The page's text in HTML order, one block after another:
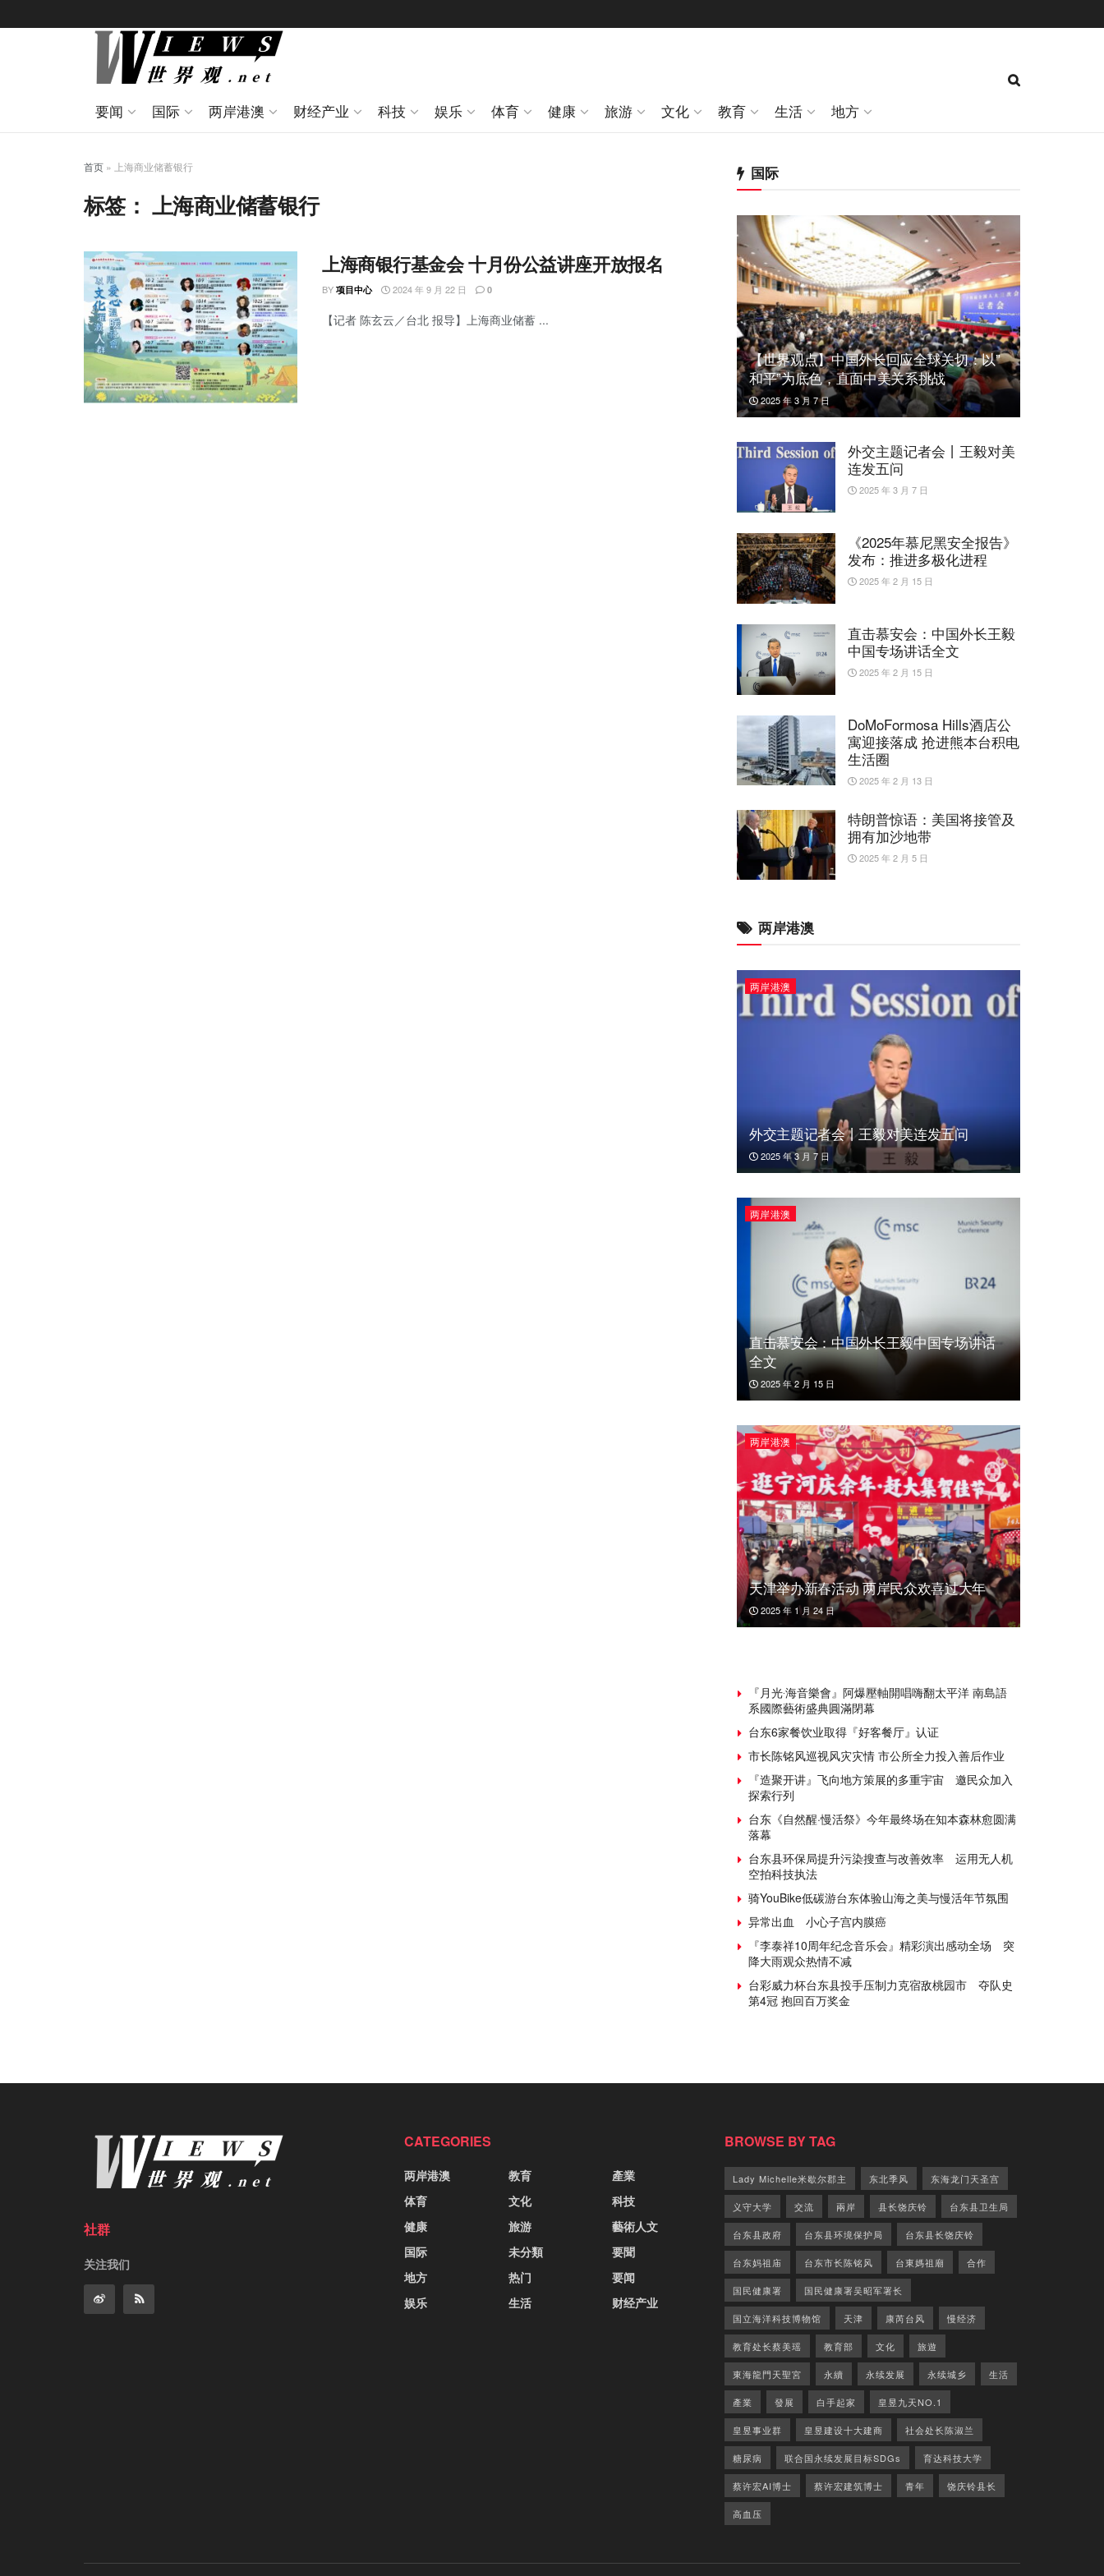
要闻 国际 两岸港澳 财经产业 科技 娱乐 体育 健康 旅游 文化 教育 生活 地方
首页 » 上海商业储蓄银行
标签： 上海商业储蓄银行
上海商银行基金会 十月份公益讲座开放报名
BY 项目中心 2024 年 9 月 22 日 0
【记者 陈玄云／台北 报导】上海商业储蓄 ...
国际
【世界观点】中国外长回应全球关切：以”
和平”为底色，直面中美关系挑战
2025 年 3 月 7 日
外交主题记者会丨王毅对美
连发五问
2025 年 3 月 7 日
《2025年慕尼黑安全报告》
发布：推进多极化进程
2025 年 2 月 15 日
直击慕安会：中国外长王毅
中国专场讲话全文
2025 年 2 月 15 日
DoMoFormosa Hills酒店公
寓迎接落成 抢进熊本台积电
生活圈
2025 年 2 月 13 日
特朗普惊语：美国将接管及
拥有加沙地带
2025 年 2 月 5 日
两岸港澳
两岸港澳
外交主题记者会丨王毅对美连发五问
2025 年 3 月 7 日
两岸港澳
直击慕安会：中国外长王毅中国专场讲话
全文
2025 年 2 月 15 日
两岸港澳
天津举办新春活动 两岸民众欢喜过大年
2025 年 1 月 24 日
『月光‧海音樂會』阿爆壓軸開唱嗨翻太平洋 南島語
系國際藝術盛典圓滿閉幕
台东6家餐饮业取得『好客餐厅』认证
市长陈铭风巡视风灾灾情 市公所全力投入善后作业
『造聚开讲』飞向地方策展的多重宇宙 邀民众加入
探索行列
台东《自然醒·慢活祭》今年最终场在知本森林愈圆满
落幕
台东县环保局提升污染搜查与改善效率 运用无人机
空拍科技执法
骑YouBike低碳游台东体验山海之美与慢活年节氛围
异常出血 小心子宫内膜癌
『李泰祥10周年纪念音乐会』精彩演出感动全场 突
降大雨观众热情不减
台彩威力杯台东县投手压制力克宿敌桃园市 夺队史
第4冠 抱回百万奖金
社群
关注我们
CATEGORIES
两岸港澳
体育
健康
国际
地方
娱乐
教育
文化
旅游
未分類
热门
生活
產業
科技
藝術人文
要聞
要闻
财经产业
BROWSE BY TAG
Lady Michelle米歇尔郡主 东北季风 东海龙门天圣宫
义守大学 交流 兩岸 县长饶庆铃 台东县卫生局
台东县政府 台东县环境保护局 台东县长饶庆铃
台东妈祖庙 台东市长陈铭风 台東媽祖廟 合作
国民健康署 国民健康署吴昭军署长
国立海洋科技博物馆 天津 康芮台风 慢经济
教育处长蔡美瑶 教育部 文化 旅遊
東海龍門天聖宮 永續 永续发展 永续城乡 生活
產業 發展 白手起家 皇昱九天NO.1
皇昱事业群 皇昱建设十大建商 社会处长陈淑兰
糖尿病 联合国永续发展目标SDGs 育达科技大学
蔡许宏AI博士 蔡许宏建筑博士 青年 饶庆铃县长
高血压